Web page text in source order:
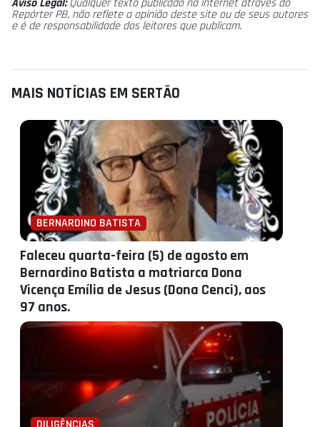
Aviso Legal:Qualquer texto publicado na internet através do
Repórter PB, não reflete a opinião deste site ou de seus autores
e é de responsabilidade dos leitores que publicam.
MAIS NOTÍCIAS EM SERTÃO
BERNARDINO BATISTA
Faleceu quarta-feira (5) de agosto em
Bernardino Batista a matriarca Dona
Vicença Emília de Jesus (Dona Cenci), aos
97 anos.